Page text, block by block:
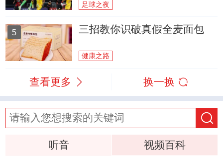
足球之夜
5 三招教你识破真假全麦面包
健康之路
查看更多 换一换
听音
视频百科